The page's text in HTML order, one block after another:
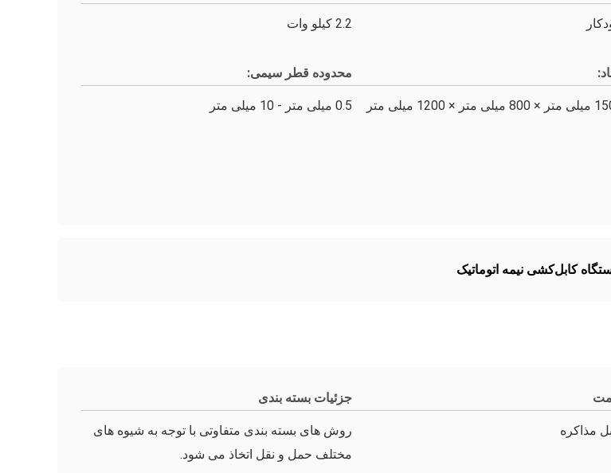
2.2 کیلو وات
متر × 1200 میلی متر
محدوده قطر سیمی:
0.5 میلی متر - 10 میلی متر
کابل‌کشی نیمه اتوماتیک
مذاکره
جزئیات بسته بندی
روش های بسته بندی متفاوتی با توجه به شیوه های
مختلف حمل و نقل اتخاذ می شود.